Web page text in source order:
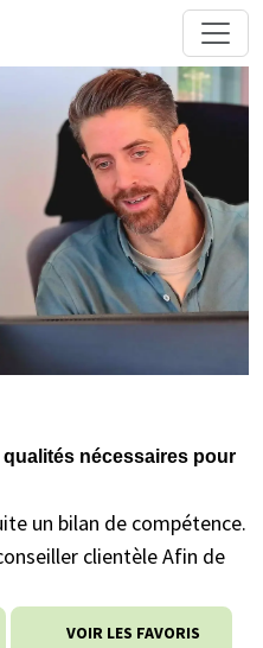
nécessaires pour
un bilan de compétence.
clientèle Afin de
VOIR LES FAVORIS